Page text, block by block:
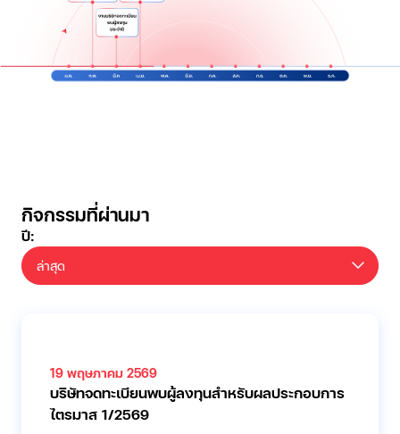
กิจกรรมที่ผ่านมา
ปี:
ล่าสุด
19 พฤษภาคม 2569
บริษัทจดทะเบียนพบผู้ลงทุนสำหรับผลประกอบการ
ไตรมาส 1/2569